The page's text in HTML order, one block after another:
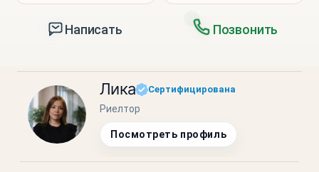
Написать Позвонить
Лика Сертифицирована
Риелтор
Посмотреть профиль